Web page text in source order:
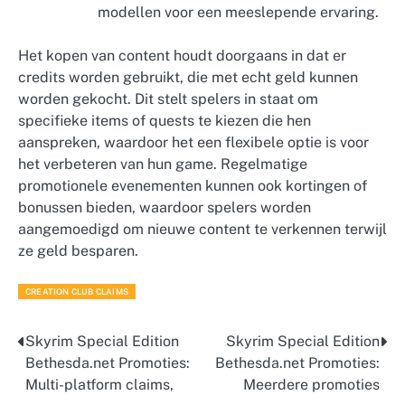
modellen voor een meeslepende ervaring.
Het kopen van content houdt doorgaans in dat er
credits worden gebruikt, die met echt geld kunnen
worden gekocht. Dit stelt spelers in staat om
specifieke items of quests te kiezen die hen
aanspreken, waardoor het een flexibele optie is voor
het verbeteren van hun game. Regelmatige
promotionele evenementen kunnen ook kortingen of
bonussen bieden, waardoor spelers worden
aangemoedigd om nieuwe content te verkennen terwijl
ze geld besparen.
CREATION CLUB CLAIMS
Post
navigation
Skyrim Special Edition
Bethesda.net Promoties:
Multi-platform claims,
Skyrim Special Edition
Bethesda.net Promoties:
Meerdere promoties